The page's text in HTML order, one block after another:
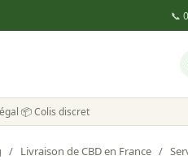
📞
·📦 Colis discret
/ Livraison de CBD en France /